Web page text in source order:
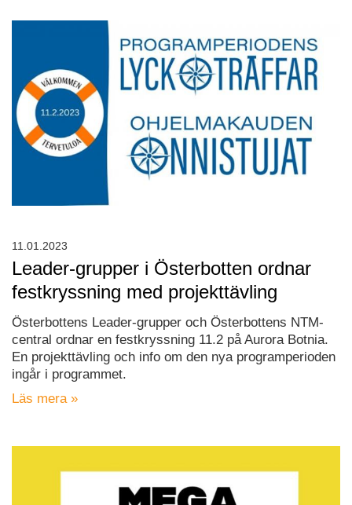
Leader-grupper i Österbotten ordnar
festkryssning med projekttävling
Österbottens Leader-grupper och Österbottens NTM-
central ordnar en festkryssning 11.2 på Aurora Botnia.
En projekttävling och info om den nya programperioden
ingår i programmet.
Läs mera »
11.01.2023